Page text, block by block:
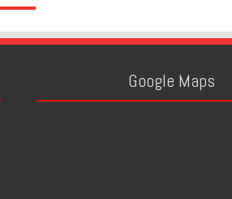
Google Maps